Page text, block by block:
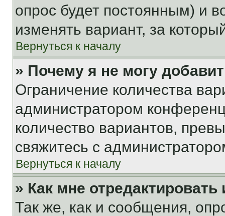
опрос будет постоянным) и
изменять вариант, за
Вернуться к началу
» Почему я не могу
Ограничение количества
администратором
количество вариантов,
свяжитесь с
Вернуться к началу
» Как мне
Так же, как и сообщения,